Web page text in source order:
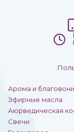
Арома и
Эфирные масла
Аюрведическая
Свечи